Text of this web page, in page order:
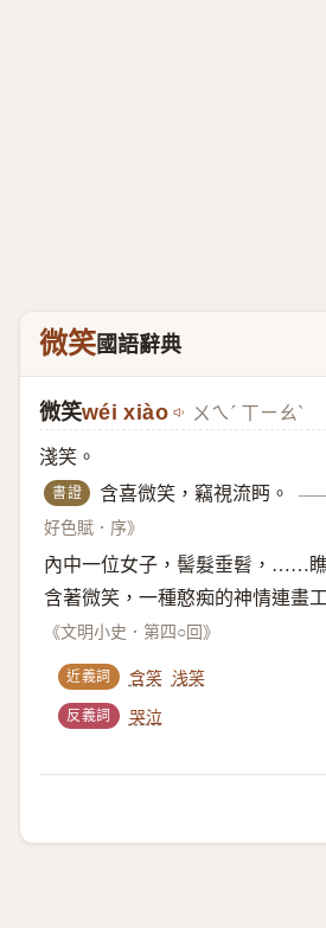
微笑國語辭典
微笑wéi xiào ㄨㄟˊ ㄒㄧㄠˋ
淺笑。
書證 含喜微笑，竊視流眄。
好色賦．序》
內中一位女子，髻髮垂髫，……
含著微笑，一種憨痴的神情連畫
《文明小史．第四○回》
近義詞 含笑 浅笑
反義詞 哭泣